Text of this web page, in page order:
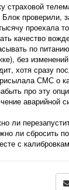
страховой
Блок проверили,
проехала
качество
по
без
хотя сразу
СМС о
про эту
аварийной
ли
ли сбросить
с